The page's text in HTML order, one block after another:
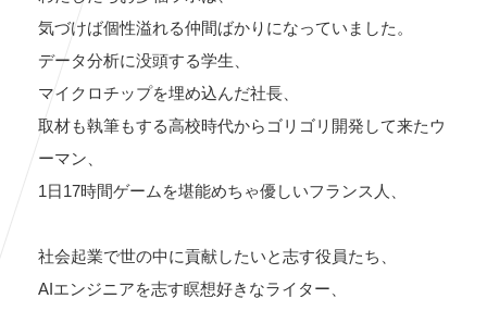
気づけば個性溢れる仲間ばかりになっていました。
データ分析に没頭する学生、
マイクロチップを埋め込んだ社長、
取材も執筆もする高校時代からゴリゴリ開発して来たウ
ーマン、
1日17時間ゲームを堪能めちゃ優しいフランス人、
社会起業で世の中に貢献したいと志す役員たち、
AIエンジニアを志す瞑想好きなライター、